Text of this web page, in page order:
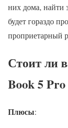
них дома, найти
будет гораздо
проприетарный
Стоит ли
Book 5 Pro
Плюсы: